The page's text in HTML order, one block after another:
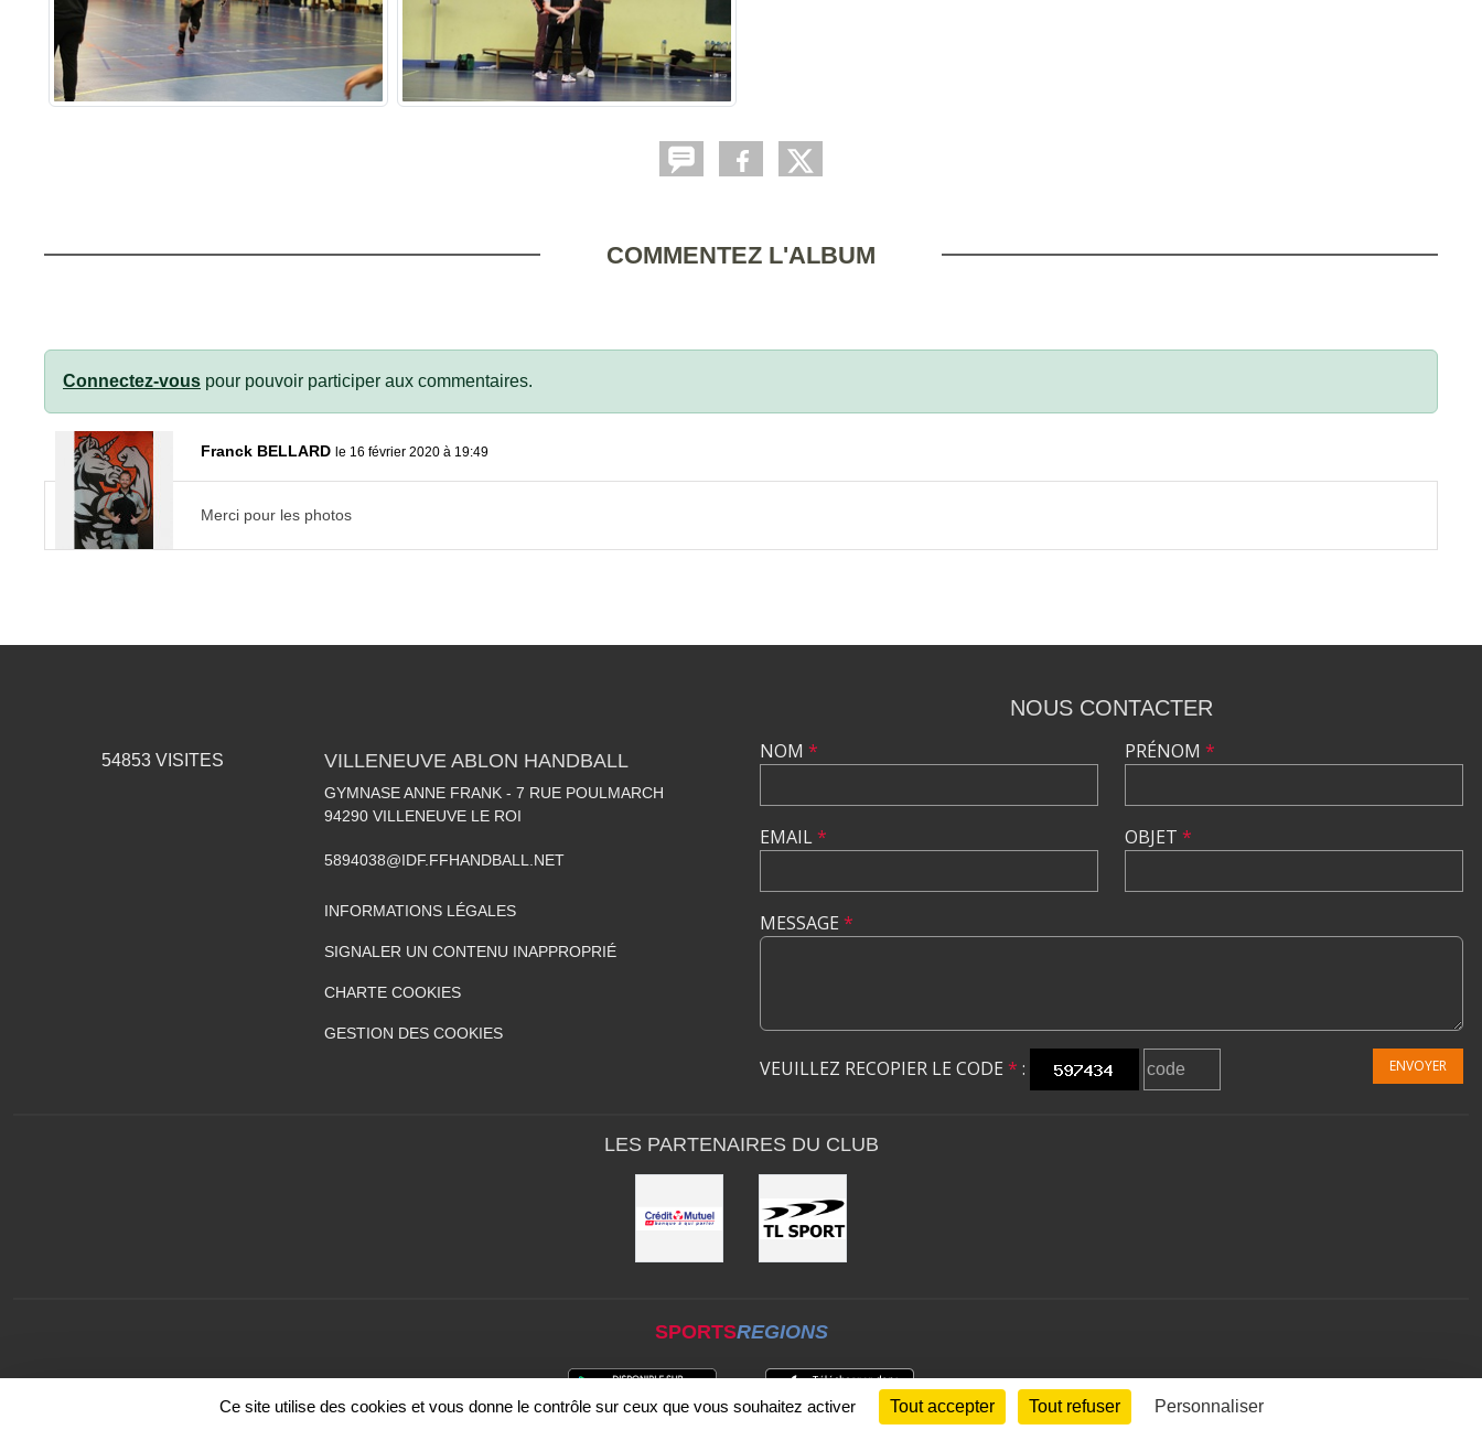
COMMENTEZ L'ALBUM
Connectez-vous pour pouvoir participer aux commentaires.
Franck BELLARD le 16 février 2020 à 19:49
Merci pour les photos
54853VISITES VILLENEUVE ABLON HANDBALL
GYMNASE ANNE FRANK - 7 RUE POULMARCH
94290 VILLENEUVE LE ROI
5894038@IDF.FFHANDBALL.NET
INFORMATIONS LÉGALES
SIGNALER UN CONTENU INAPPROPRIÉ
CHARTE COOKIES
GESTION DES COOKIES
NOUS CONTACTER
NOM *
EMAIL*
PRÉNOM *
OBJET *
MESSAGE *
VEUILLEZ RECOPIER LE CODE * : ENVOYER
LES PARTENAIRES DU CLUB
SPORTSREGIONS
Ce site utilise des cookies et vous donne le contrôle sur ceux que vous souhaitez activer Tout accepter Tout refuser Personnaliser